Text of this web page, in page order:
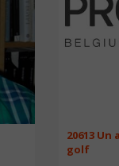
20613
golf